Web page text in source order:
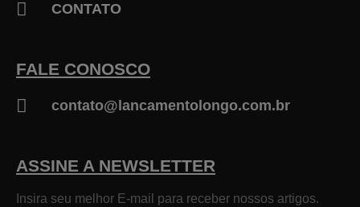
CONTATO
FALE CONOSCO
contato@lancamentolongo.com.br
ASSINE A NEWSLETTER
Insira seu melhor E-mail para receber nossos artigos.